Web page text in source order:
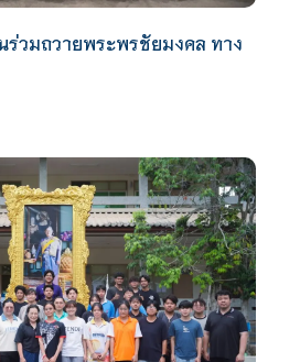
วมถวายพระพรชัยมงคล ทาง